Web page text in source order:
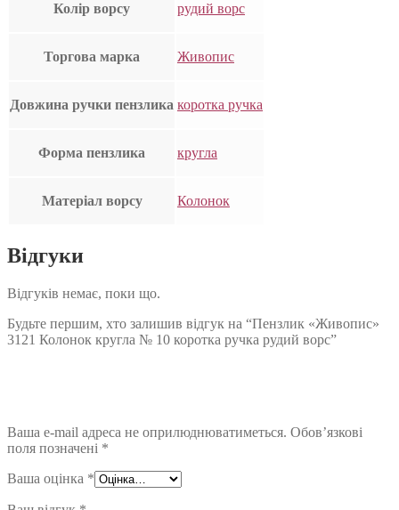
Колір ворсу рудий ворс
Торгова марка Живопис
Довжина ручки пензлика коротка ручка
Форма пензлика кругла
Матеріал ворсу Колонок
Відгуки
Відгуків немає, поки що.
Будьте першим, хто залишив відгук на “Пензлик «Живопис»
3121 Колонок кругла № 10 коротка ручка рудий ворс”
Ваша e-mail адреса не оприлюднюватиметься. Обов’язкові
поля позначені *
Ваша оцінка *